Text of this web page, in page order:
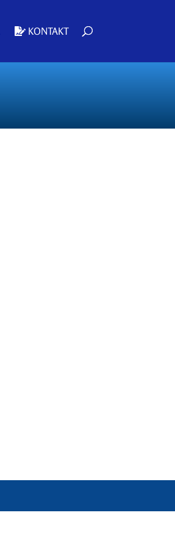
KONTAKT